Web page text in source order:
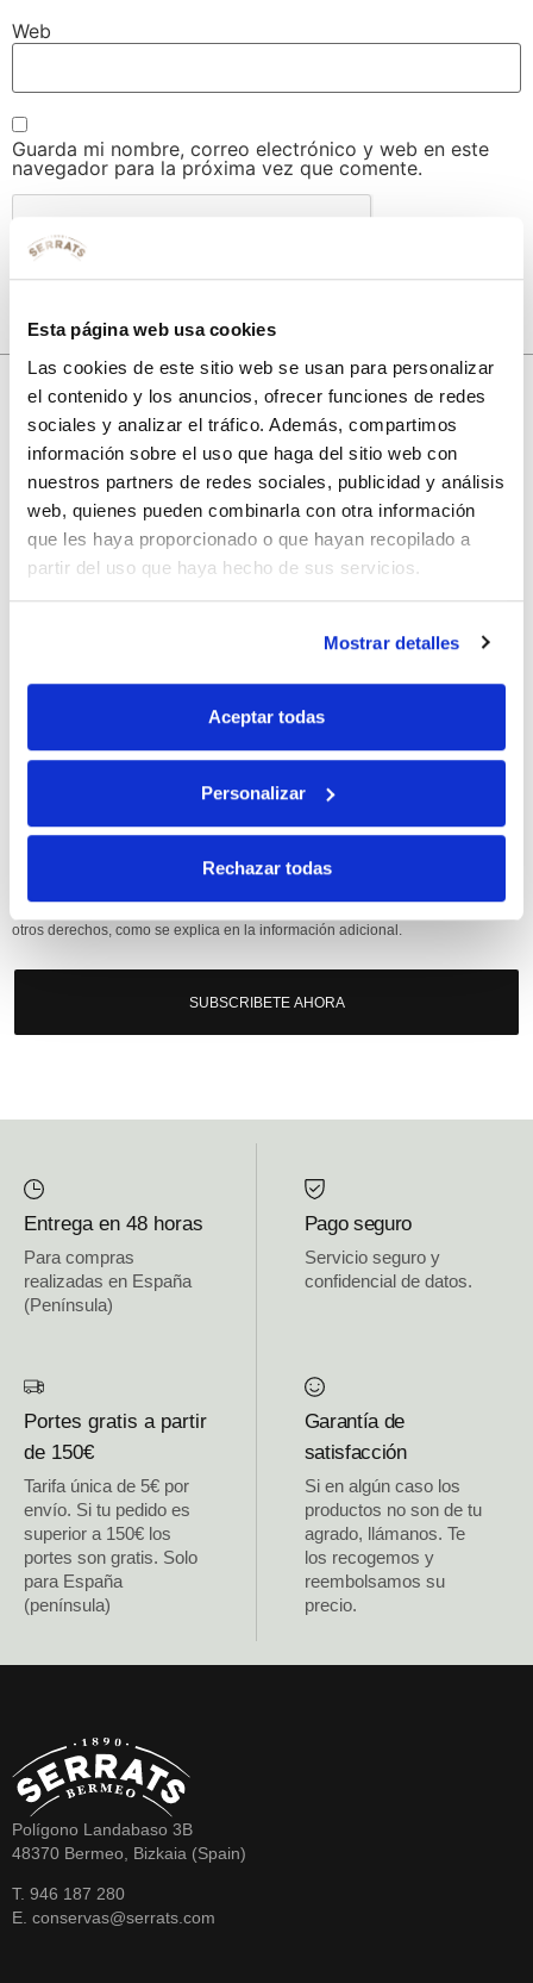
Esta página web usa cookies
Las cookies de este sitio web se usan para personalizar
el contenido y los anuncios, ofrecer funciones de redes
sociales y analizar el tráfico. Además, compartimos
información sobre el uso que haga del sitio web con
nuestros partners de redes sociales, publicidad y análisis
web, quienes pueden combinarla con otra información
que les haya proporcionado o que hayan recopilado a
partir del uso que haya hecho de sus servicios.
Mostrar detalles
Aceptar todas
Personalizar
Rechazar todas
Web
Guarda mi nombre, correo electrónico y web en este
navegador para la próxima vez que comente.
10% de descuento
con tu primera compra.
Si, he leído y acepto la política de protección de datos.
fines comerciales, legitimación: consentimiento, destinatarios: proveedor de
mensajería online, derechos: Acceder, rectificar y suprimir los datos, así como
otros derechos, como se explica en la información adicional.
SUBSCRIBETE AHORA
Entrega en 48 horas
Para compras
realizadas en España
(Península)
Pago seguro
Servicio seguro y
confidencial de datos.
Portes gratis a partir
de 150€
Tarifa única de 5€ por
envío. Si tu pedido es
superior a 150€ los
portes son gratis. Solo
para España
(península)
Garantía de
satisfacción
Si en algún caso los
productos no son de tu
agrado, llámanos. Te
los recogemos y
reembolsamos su
precio.
Polígono Landabaso 3B
48370 Bermeo, Bizkaia (Spain)
T. 946 187 280
E. conservas@serrats.com